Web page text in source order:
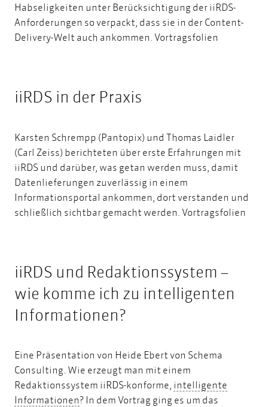
Habseligkeiten unter Berücksichtigung der iiRDS-
Anforderungen so verpackt, dass sie in der Content-
Delivery-Welt auch ankommen. Vortragsfolien
iiRDS in der Praxis
Karsten Schrempp (Pantopix) und Thomas Laidler
(Carl Zeiss) berichteten über erste Erfahrungen mit
iiRDS und darüber, was getan werden muss, damit
Datenlieferungen zuverlässig in einem
Informationsportal ankommen, dort verstanden und
schließlich sichtbar gemacht werden. Vortragsfolien
iiRDS und Redaktionssystem –
wie komme ich zu intelligenten
Informationen?
Eine Präsentation von Heide Ebert von Schema
Consulting. Wie erzeugt man mit einem
Redaktionssystem iiRDS-konforme, intelligente
Informationenintelligente Informationen
? In dem Vortrag ging es um das